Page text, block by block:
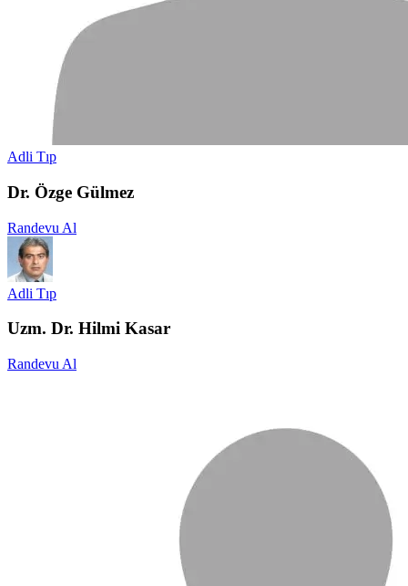
Adli Tıp
Dr. Özge Gülmez
Randevu Al
Adli Tıp
Uzm. Dr. Hilmi Kasar
Randevu Al